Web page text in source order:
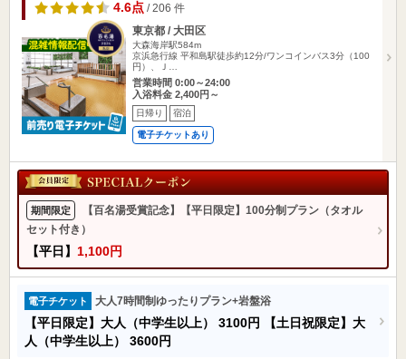
4.6点 / 206 件
東京都 / 大田区
大森海岸駅584m
京浜急行線 平和島駅徒歩約12分/ワンコインバス3分（100
円）、Ｊ…
営業時間 0:00～24:00
入浴料金 2,400円～
日帰り 宿泊
電子チケットあり
期間限定
【百名湯受賞記念】【平日限定】100分制プラン（タオル
セット付き）
【平日】 1,100円
電子チケット 大人7時間制ゆったりプラン+岩盤浴
【平日限定】大人（中学生以上） 3100円
【土日祝限定】大
人（中学生以上） 3600円